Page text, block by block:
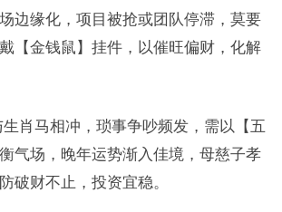
边缘化，项目被抢或团队停滞，莫要
【金钱鼠】挂件，以催旺偏财，化解
肖马相冲，琐事争吵频发，需以【五
气场，晚年运势渐入佳境，母慈子孝
破财不止，投资宜稳。